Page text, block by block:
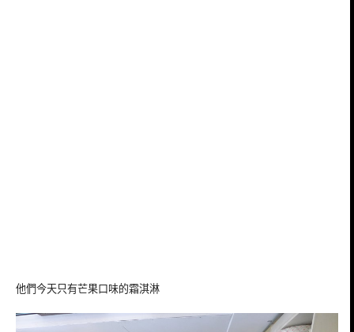
他們今天只有芒果口味的霜淇淋